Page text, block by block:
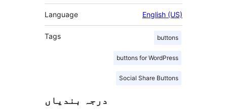
Language English (US)
Tags buttons
buttons for WordPress
Social Share Buttons
درجہ بندیاں